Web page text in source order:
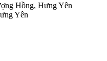
Hồng, Hưng Yên
Yên